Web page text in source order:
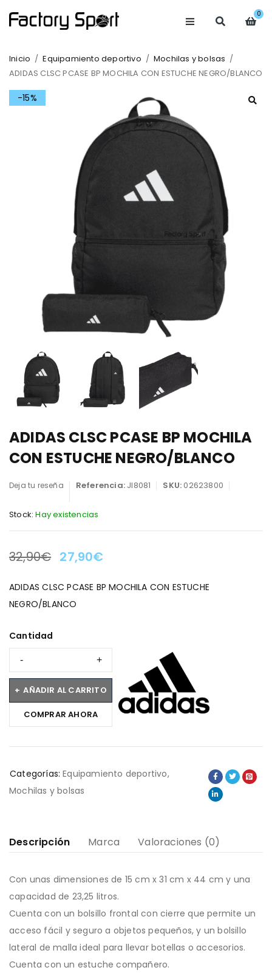
0
Inicio / Equipamiento deportivo / Mochilas y bolsas /
ADIDAS CLSC PCASE BP MOCHILA CON ESTUCHE NEGRO/BLANCO
-15%
ADIDAS CLSC PCASE BP MOCHILA
CON ESTUCHE NEGRO/BLANCO
Deja tu reseña Referencia: JI8081 SKU:02623800
Stock: Hay existencias
LA OFERTA TERMINA EN:
32,90€ 27,90€
ADIDAS CLSC PCASE BP MOCHILA CON ESTUCHE
NEGRO/BLANCO
Cantidad
AÑADIR AL CARRITO
COMPRAR AHORA
Categorías: Equipamiento deportivo,
Mochilas y bolsas
Descripción Marca Valoraciones (0)
Con unas dimensiones de 15 cm x 31 cm x 44 cm y una
capacidad de 23,25 litros.
Cuenta con un bolsillo frontal con cierre que permite un
acceso fácil y seguro a objetos pequeños, y un bolsillo
lateral de malla ideal para llevar botellas o accesorios.
Cuenta con un estuche compañero.